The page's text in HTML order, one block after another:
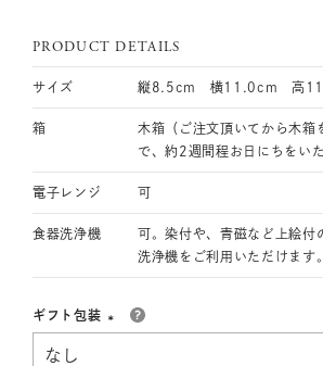
PRODUCT DETAILS
サイズ 縦8.5cm 横11.0cm 高
箱
木箱（ご注文頂いてから木箱
で、約2週間程お日にちをい
電子レンジ 可
食器洗浄機
可。染付や、青磁など上絵付
洗浄機をご利用いただけます。
ギフト包装